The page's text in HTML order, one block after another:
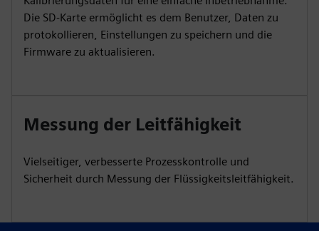
Die SD-Karte ermöglicht es dem Benutzer, Daten zu
protokollieren, Einstellungen zu speichern und die
Firmware zu aktualisieren.
Messung der Leitfähigkeit
Vielseitiger, verbesserte Prozesskontrolle und
Sicherheit durch Messung der Flüssigkeitsleitfähigkeit.